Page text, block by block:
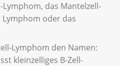
das Mantelzell-
oder das
Lymphom den Namen:
kleinzelliges B-Zell-